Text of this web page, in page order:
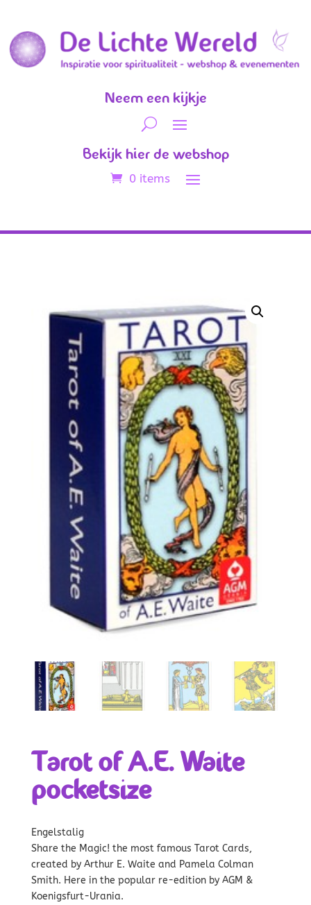
Neem een kijkje
Bekijk hier de webshop
0 items
Tarot of A.E. Waite
pocketsize
Engelstalig
Share the Magic! the most famous Tarot Cards,
created by Arthur E. Waite and Pamela Colman
Smith. Here in the popular re-edition by AGM &
Koenigsfurt-Urania.